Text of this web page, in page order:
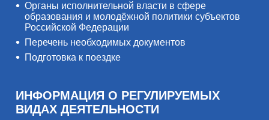
Органы исполнительной власти в сфере
образования и молодёжной политики субъектов
Российской Федерации
Перечень необходимых документов
Подготовка к поездке
ИНФОРМАЦИЯ О РЕГУЛИРУЕМЫХ
ВИДАХ ДЕЯТЕЛЬНОСТИ